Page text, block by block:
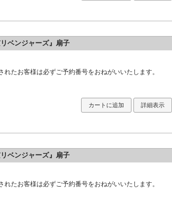
ベンジャーズ』扇子
れたお客様は必ずご予約番号をおねがいいたします。
カートに追加 詳細表示
ベンジャーズ』扇子
れたお客様は必ずご予約番号をおねがいいたします。